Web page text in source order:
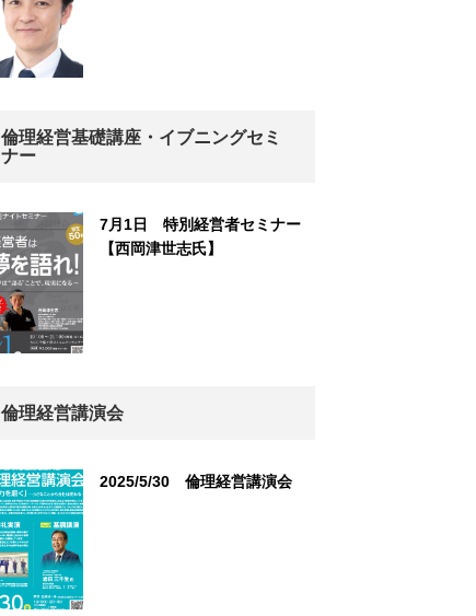
倫理経営基礎講座・イブニングセミ
ナー
7月1日 特別経営者セミナー
【西岡津世志氏】
倫理経営講演会
2025/5/30 倫理経営講演会